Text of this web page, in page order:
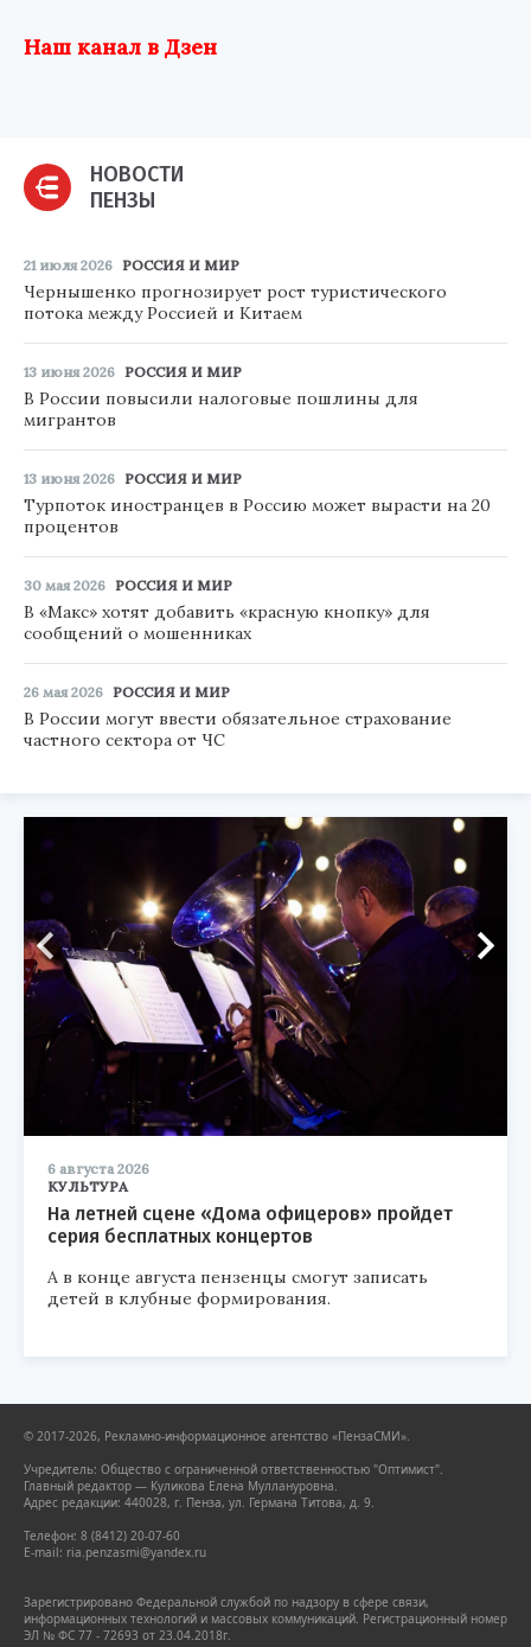
Наш канал в Дзен
НОВОСТИ
ПЕНЗЫ
21 июля 2026 РОССИЯ И МИР
Чернышенко прогнозирует рост туристического
потока между Россией и Китаем
13 июня 2026 РОССИЯ И МИР
В России повысили налоговые пошлины для
мигрантов
13 июня 2026 РОССИЯ И МИР
Турпоток иностранцев в Россию может вырасти на 20
процентов
30 мая 2026 РОССИЯ И МИР
В «Макс» хотят добавить «красную кнопку» для
сообщений о мошенниках
26 мая 2026 РОССИЯ И МИР
В России могут ввести обязательное страхование
частного сектора от ЧС
6 августа 2026
КУЛЬТУРА
На летней сцене «Дома офицеров» пройдет
серия бесплатных концертов
А в конце августа пензенцы смогут записать
детей в клубные формирования.
© 2017-2026, Рекламно-информационное агентство «ПензаСМИ».
Учредитель: Общество с ограниченной ответственностью "Оптимист".
Главный редактор — Куликова Елена Муллануровна.
Адрес редакции: 440028, г. Пенза, ул. Германа Титова, д. 9.
Телефон: 8 (8412) 20-07-60
E-mail: ria.penzasmi@yandex.ru
Зарегистрировано Федеральной службой по надзору в сфере связи,
информационных технологий и массовых коммуникаций. Регистрационный номер
ЭЛ № ФС 77 - 72693 от 23.04.2018г.